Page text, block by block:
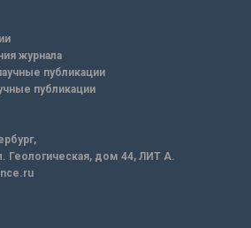
журнала
публикации
публикации
Геологическая, дом 44, ЛИТ А.